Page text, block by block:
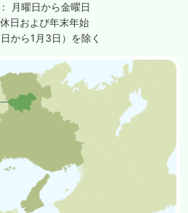
月曜日から金曜日
日および年末年始
日から1月3日）を除く